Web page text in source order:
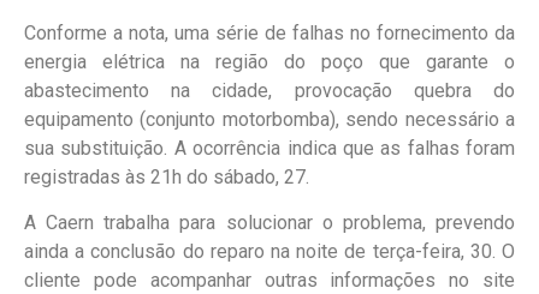
Conforme a nota, uma série de falhas no fornecimento da
energia elétrica na região do poço que garante o
abastecimento na cidade, provocação quebra do
equipamento (conjunto motorbomba), sendo necessário a
sua substituição. A ocorrência indica que as falhas foram
registradas às 21h do sábado, 27.
A Caern trabalha para solucionar o problema, prevendo
ainda a conclusão do reparo na noite de terça-feira, 30. O
cliente pode acompanhar outras informações no site